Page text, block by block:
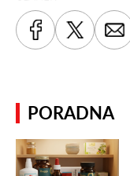
PORADNA